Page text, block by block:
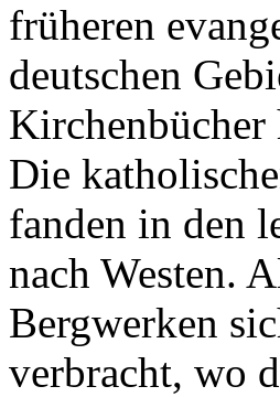
früheren
deutschen
Kirchenbücher
Die
fanden in den
nach Westen.
Bergwerken
verbracht, wo